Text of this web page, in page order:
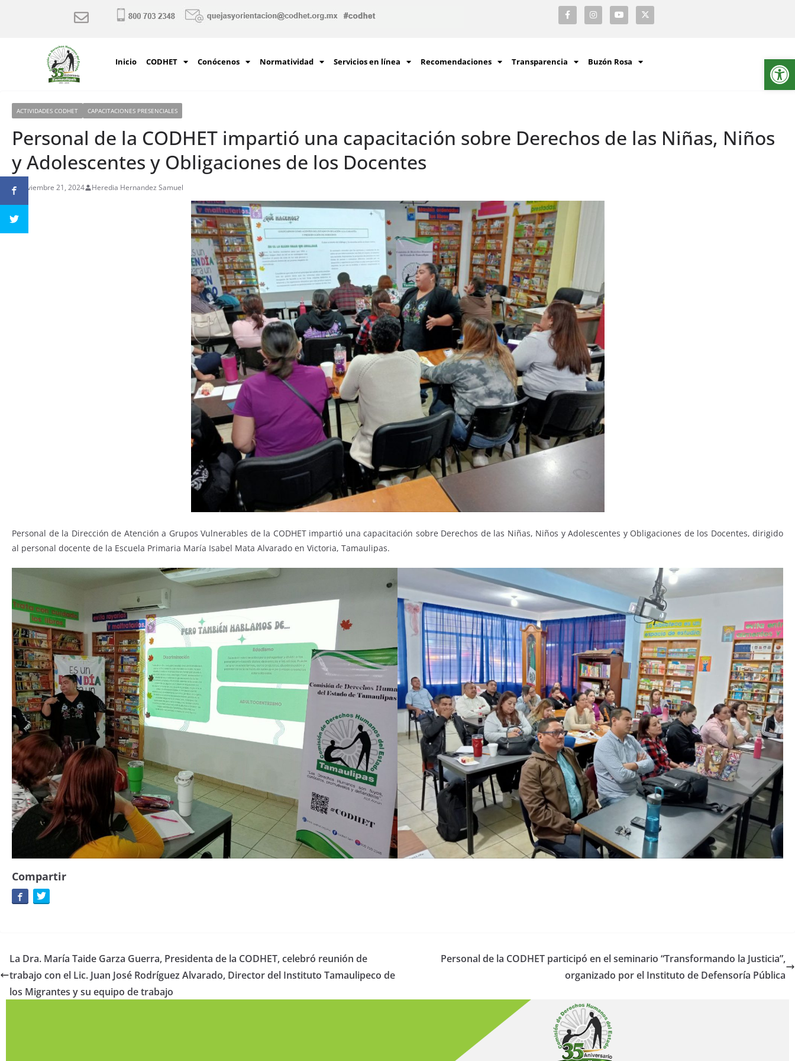
Inicio CODHET Conócenos Normatividad Servicios en línea Recomendaciones Transparencia Buzón Rosa
ACTIVIDADES CODHET CAPACITACIONES PRESENCIALES
Personal de la CODHET impartió una capacitación sobre Derechos de las Niñas, Niños
y Adolescentes y Obligaciones de los Docentes
noviembre 21, 2024 Heredia Hernandez Samuel
Personal de la Dirección de Atención a Grupos Vulnerables de la CODHET impartió una capacitación sobre Derechos de las Niñas, Niños y Adolescentes y Obligaciones de los Docentes, dirigido
al personal docente de la Escuela Primaria María Isabel Mata Alvarado en Victoria, Tamaulipas.
Compartir
La Dra. María Taide Garza Guerra, Presidenta de la CODHET, celebró reunión de
trabajo con el Lic. Juan José Rodríguez Alvarado, Director del Instituto Tamaulipeco de
los Migrantes y su equipo de trabajo
Personal de la CODHET participó en el seminario “Transformando la Justicia”,
organizado por el Instituto de Defensoría Pública